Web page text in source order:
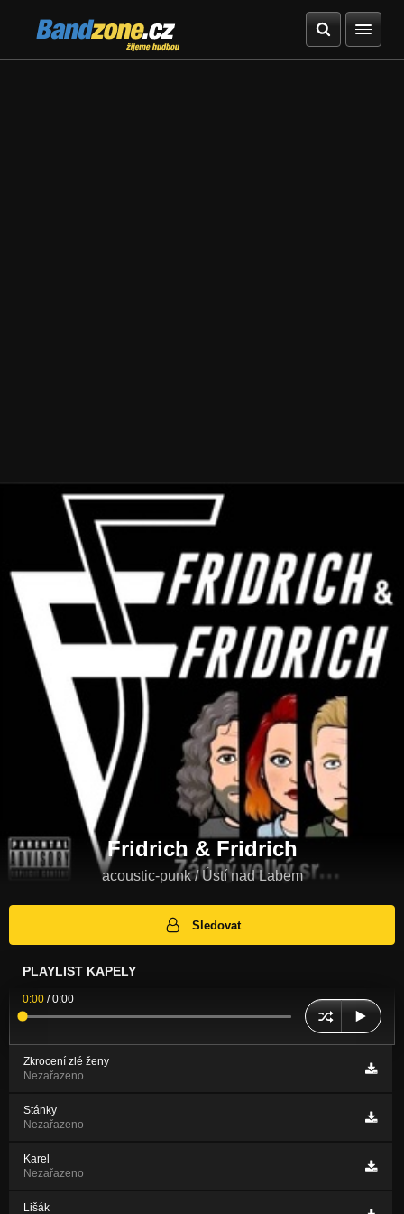
Bandzone.cz
žijeme hudbou
Fridrich & Fridrich
acoustic-punk / Ústí nad Labem
Sledovat
PLAYLIST KAPELY
0:00 /0:00
Zkrocení zlé ženy
Nezařazeno
Stánky
Nezařazeno
Karel
Nezařazeno
Lišák